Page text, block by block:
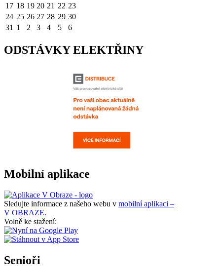
17 18 19 20 21 22 23
24 25 26 27 28 29 30
31 1 2 3 4 5 6
ODSTÁVKY ELEKTŘINY
Mobilní aplikace
Sledujte informace z našeho webu v mobilní aplikaci –
V OBRAZE.
Volně ke stažení:
Senioři